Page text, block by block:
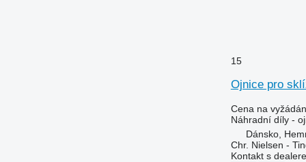
15
Ojnice pro
Cena na
Náhradní díly -
Dánsko,
Chr. Nielsen -
Kontakt s